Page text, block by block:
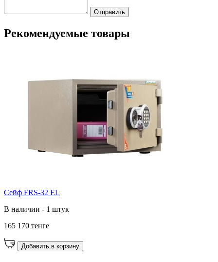
Отправить
Рекомендуемые товары
Сейф FRS-32 EL
В наличии - 1 штук
165 170 тенге
Добавить в корзину